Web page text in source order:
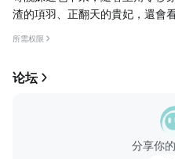
渣的項羽、正翻天的貴妃，還會
歡迎來到中華時代大熔爐，想要
李元霸，共有多達百位武將火辣
所需权限
论坛
分享你